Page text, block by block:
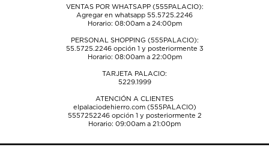
VENTAS POR WHATSAPP (555PALACIO):
Agregar en whatsapp 55.5725.2246
Horario: 08:00am a 24:00pm
PERSONAL SHOPPING (555PALACIO):
55.5725.2246opción 1 y posteriormente 3
Horario: 08:00am a 22:00pm
TARJETA PALACIO:
5229.1999
ATENCIÓN A CLIENTES
elpalaciodehierro.com (555PALACIO)
5557252246opción 1 y posteriormente 2
Horario: 09:00am a 21:00pm